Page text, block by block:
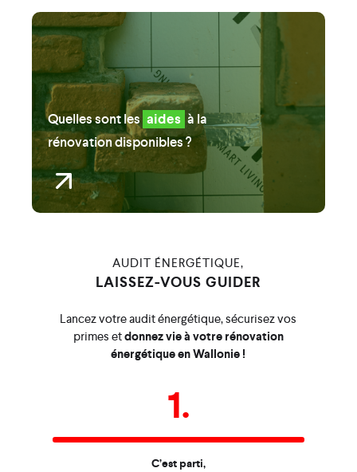
Quelles sont les aides à la
rénovation disponibles ?
AUDIT ÉNERGÉTIQUE,
LAISSEZ-VOUS GUIDER
Lancez votre audit énergétique, sécurisez vos
primes etdonnez vie à votre rénovation
énergétique en Wallonie !
1.
C’est parti,